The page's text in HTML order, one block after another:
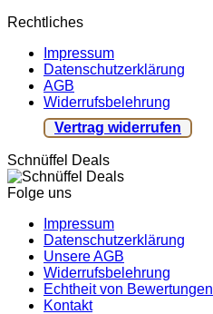
Rechtliches
Impressum
Datenschutzerklärung
AGB
Widerrufsbelehrung
Vertrag widerrufen
Schnüffel Deals
Folge uns
Impressum
Datenschutzerklärung
Unsere AGB
Widerrufsbelehrung
Echtheit von Bewertungen
Kontakt